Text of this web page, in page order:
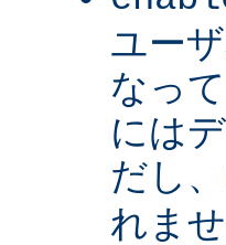
ユー
なっ
には
だし、
れませ